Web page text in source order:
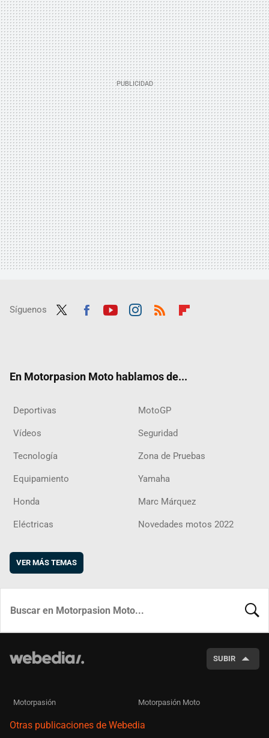
Síguenos
En Motorpasion Moto hablamos de...
Deportivas MotoGP
Vídeos Seguridad
Tecnología Zona de Pruebas
Equipamiento Yamaha
Honda Marc Márquez
Eléctricas Novedades motos 2022
VER MÁS TEMAS
SUBIR
Motorpasión Motorpasión Moto
Otras publicaciones de Webedia